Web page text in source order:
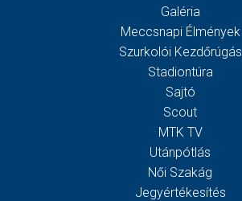
Galéria
Meccsnapi Élmények
Szurkolói Kezdőrúgás
Stadiontúra
Sajtó
Scout
MTK TV
Utánpótlás
Női Szakág
Jegyértékesítés